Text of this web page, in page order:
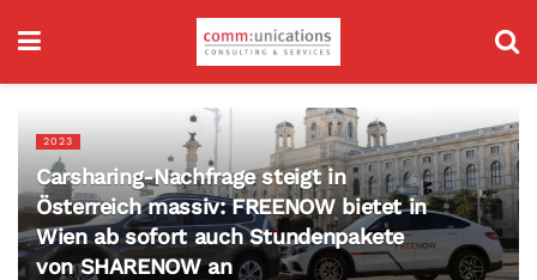
2023
Carsharing-Nachfrage steigt in
Österreich massiv: FREENOW bietet in
Wien ab sofort auch Stundenpakete
von SHARENOW an